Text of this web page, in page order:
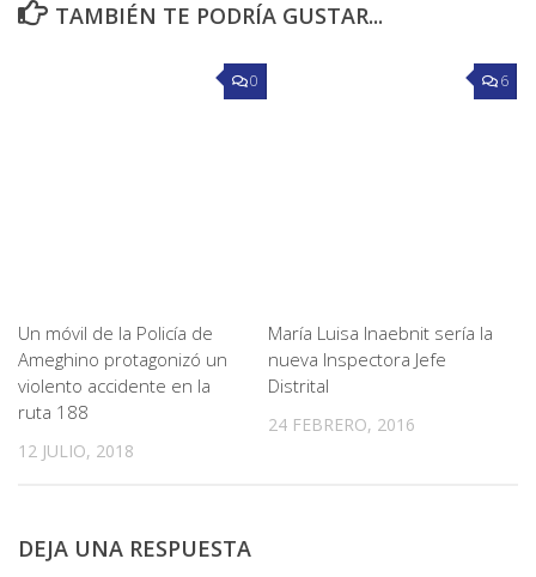
TAMBIÉN TE PODRÍA GUSTAR...
0
Un móvil de la Policía de
Ameghino protagonizó un
violento accidente en la
ruta 188
12 JULIO, 2018
6
María Luisa Inaebnit sería la
nueva Inspectora Jefe
Distrital
24 FEBRERO, 2016
DEJA UNA RESPUESTA